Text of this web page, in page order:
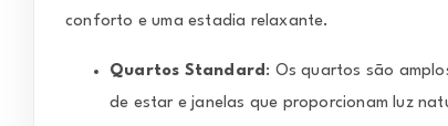
conforto e uma estadia relaxante.
Quartos Standard: Os quartos são
de estar e janelas que proporcionam luz